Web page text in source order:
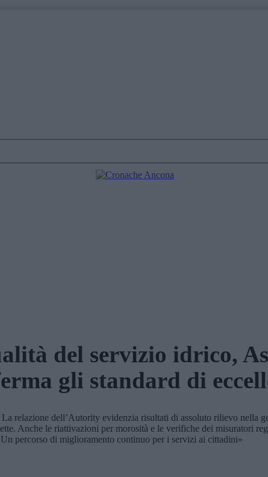
del servizio idrico,
gli standard di
relazione dell’Autority evidenzia risultati di assoluto rilievo nella
Anche le riattivazioni per morosità e le verifiche dei misuratori
percorso di miglioramento continuo per i servizi ai cittadini»